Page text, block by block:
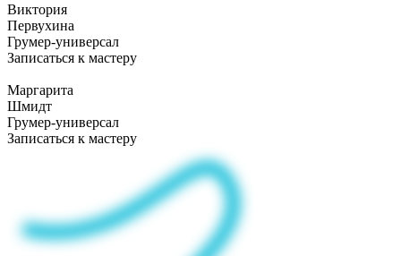
Виктория
Первухина
Грумер-универсал
Записаться к мастеру
Маргарита
Шмидт
Грумер-универсал
Записаться к мастеру